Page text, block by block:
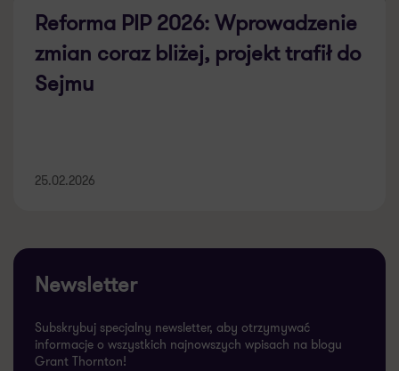
Reforma PIP 2026: Wprowadzenie
zmian coraz bliżej, projekt trafił do
Sejmu
25.02.2026
Newsletter
Subskrybuj specjalny newsletter, aby otrzymywać
informacje o wszystkich najnowszych wpisach na blogu
Grant Thornton!